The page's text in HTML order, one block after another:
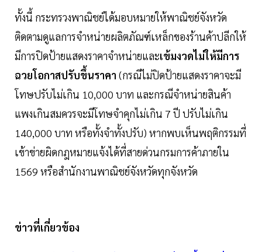
​ทั้งนี้ กระทรวงพาณิชย์ได้มอบหมายให้พาณิชย์จังหวัด
ติดตามดูแลการจำหน่ายผลิตภัณฑ์เหล็กของร้านค้าปลีกให้
มีการปิดป้ายแสดงราคาจำหน่ายและเข้มงวดไม่ให้มีการ
ฉวยโอกาสปรับขึ้นราคา (กรณีไม่ปิดป้ายแสดงราคาจะมี
โทษปรับไม่เกิน 10,000 บาท และกรณีจำหน่ายสินค้า
แพงเกินสมควรจะมีโทษจำคุกไม่เกิน 7 ปี ปรับไม่เกิน
140,000 บาท หรือทั้งจำทั้งปรับ) หากพบเห็นพฤติกรรมที่
เข้าข่ายผิดกฎหมายแจ้งได้ที่สายด่วนกรมการค้าภายใน
1569 หรือสำนักงานพาณิชย์จังหวัดทุกจังหวัด
ข่าวที่เกี่ยวข้อง